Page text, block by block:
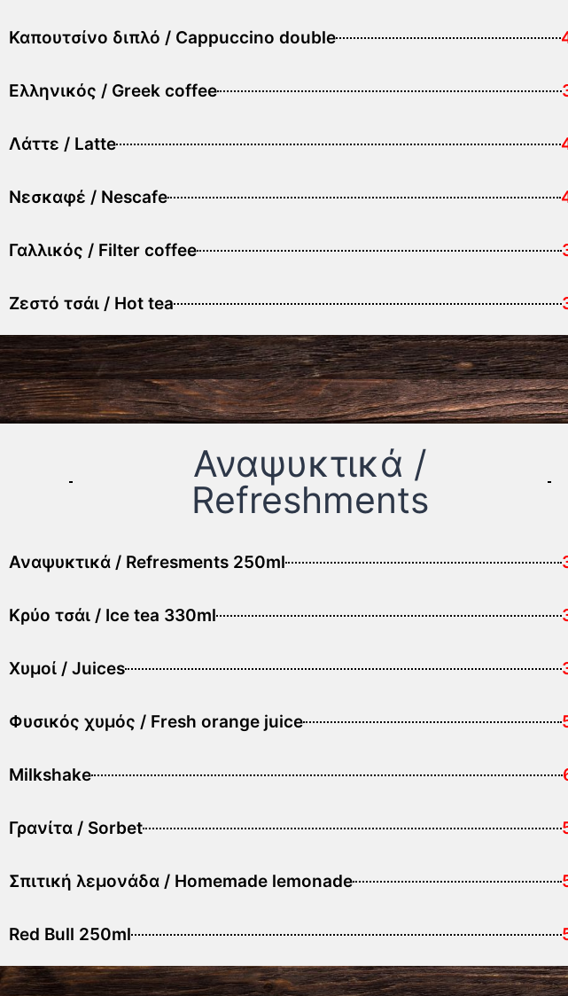
Καπουτσίνο διπλό / Cappuccino double
Ελληνικός / Greek coffee
Λάττε / Latte
Νεσκαφέ / Nescafe
Γαλλικός / Filter coffee
Ζεστό τσάι / Hot tea
Αναψυκτικά /
Refreshments
Αναψυκτικά / Refresments 250ml
Κρύο τσάι / Ice tea 330ml
Χυμοί / Juices
Φυσικός χυμός / Fresh orange juice
Milkshake
Γρανίτα / Sorbet
Σπιτική λεμονάδα / Homemade lemonade
Red Bull 250ml